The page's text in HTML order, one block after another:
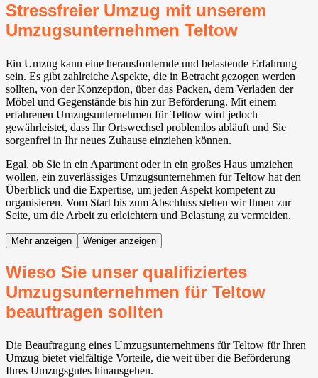
Stressfreier Umzug mit unserem
Umzugsunternehmen Teltow
Ein Umzug kann eine herausfordernde und belastende Erfahrung
sein. Es gibt zahlreiche Aspekte, die in Betracht gezogen werden
sollten, von der Konzeption, über das Packen, dem Verladen der
Möbel und Gegenstände bis hin zur Beförderung. Mit einem
erfahrenen Umzugsunternehmen für Teltow wird jedoch
gewährleistet, dass Ihr Ortswechsel problemlos abläuft und Sie
sorgenfrei in Ihr neues Zuhause einziehen können.
Egal, ob Sie in ein Apartment oder in ein großes Haus umziehen
wollen, ein zuverlässiges Umzugsunternehmen für Teltow hat den
Überblick und die Expertise, um jeden Aspekt kompetent zu
organisieren. Vom Start bis zum Abschluss stehen wir Ihnen zur
Seite, um die Arbeit zu erleichtern und Belastung zu vermeiden.
Mehr anzeigen Weniger anzeigen
Wieso Sie unser qualifiziertes
Umzugsunternehmen für Teltow
beauftragen sollten
Die Beauftragung eines Umzugsunternehmens für Teltow für Ihren
Umzug bietet vielfältige Vorteile, die weit über die Beförderung
Ihres Umzugsgutes hinausgehen.